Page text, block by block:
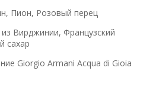
Пион, Розовый перец
Вирджинии, Французский
сахар
Giorgio Armani Acqua di Gioia